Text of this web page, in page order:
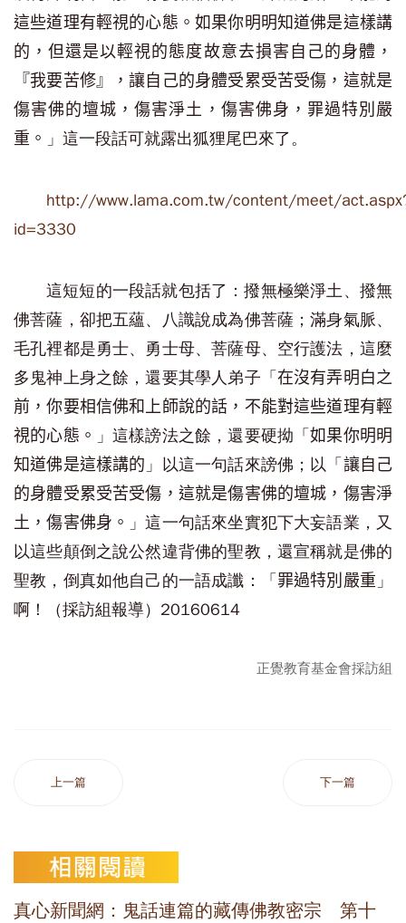
這些道理有輕視的心態。如果你明明知道佛是這樣講
的，但還是以輕視的態度故意去損害自己的身體，
『我要苦修』，讓自己的身體受累受苦受傷，這就是
傷害佛的壇城，傷害淨土，傷害佛身，罪過特別嚴
重。 」這一段話可就露出狐狸尾巴來了。
http://www.lama.com.tw/content/meet/
id=3330
這短短的一段話就包括了：撥無極樂淨土、撥無
佛菩薩，卻把五蘊、八識說成為佛菩薩；滿身氣脈、
毛孔裡都是勇士、勇士母、菩薩母、空行護法，這麼
多鬼神上身之餘，還要其學人弟子「 在沒有弄明白之
前，你要相信佛和上師說的話，不能對這些道理有輕
視的心態。 」這樣謗法之餘，還要硬拗「如果你明明
知道佛是這樣講的 」以這一句話來謗佛；以「 讓自己
的身體受累受苦受傷，這就是傷害佛的壇城，傷害淨
土，傷害佛身。 」這一句話來坐實犯下大妄語業，又
以這些顛倒之說公然違背佛的聖教，還宣稱就是佛的
聖教，倒真如他自己的一語成讖：「 罪過特別嚴重 」
啊！（採訪組報導）20160614
正覺教育基金會採訪組
上一篇 下一篇
真心新聞網：鬼話連篇的藏傳佛教密宗 第十